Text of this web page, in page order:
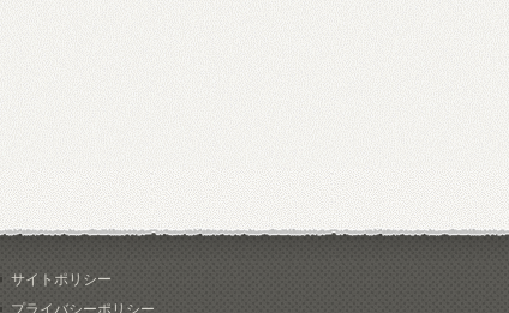
サイトポリシー
プライバシーポリシー